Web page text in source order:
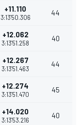
+11.110
3:13'50.306
44
+12.062
3:13'51.258
40
+12.267
3:13'51.463
44
+12.274
3:13'51.470
45
+14.020
3:13'53.216
40